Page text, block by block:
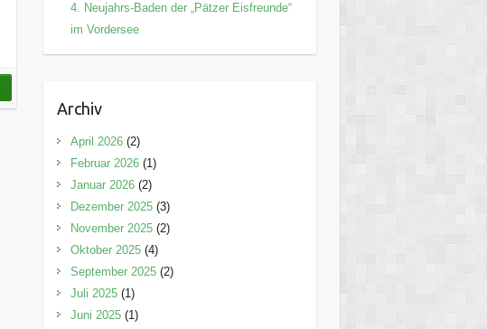
4. Neujahrs-Baden der „Pätzer Eisfreunde“
im Vordersee
Archiv
April 2026(2)
Februar 2026(1)
Januar 2026(2)
Dezember 2025(3)
November 2025(2)
Oktober 2025(4)
September 2025(2)
Juli 2025(1)
Juni 2025(1)